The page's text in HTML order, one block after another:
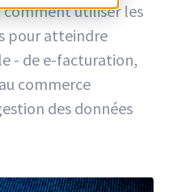
comment utiliser les
pour atteindre
- de e-facturation,
commerce
des données